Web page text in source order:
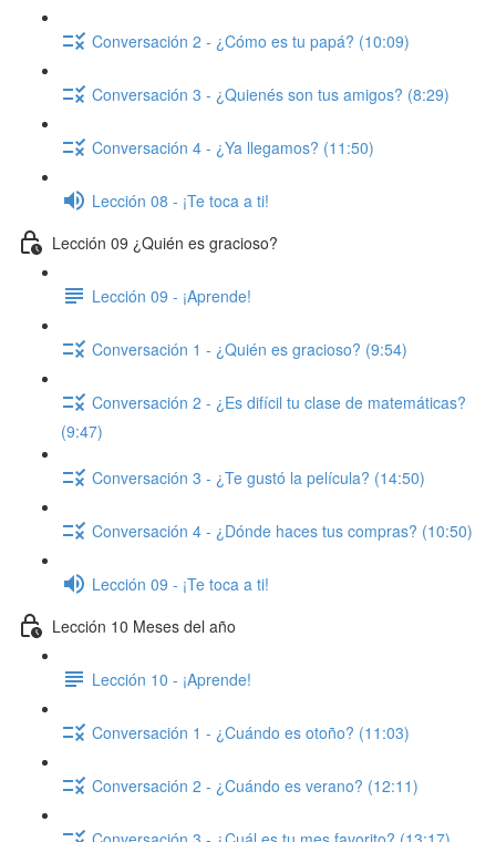
Conversación 2 - ¿Cómo es tu papá? (10:09)
Conversación 3 - ¿Quienés son tus amigos? (8:29)
Conversación 4 - ¿Ya llegamos? (11:50)
Lección 08 - ¡Te toca a ti!
Lección 09 ¿Quién es gracioso?
Lección 09 - ¡Aprende!
Conversación 1 - ¿Quién es gracioso? (9:54)
Conversación 2 - ¿Es difícil tu clase de matemáticas?
(9:47)
Conversación 3 - ¿Te gustó la película? (14:50)
Conversación 4 - ¿Dónde haces tus compras? (10:50)
Lección 09 - ¡Te toca a ti!
Lección 10 Meses del año
Lección 10 - ¡Aprende!
Conversación 1 - ¿Cuándo es otoño? (11:03)
Conversación 2 - ¿Cuándo es verano? (12:11)